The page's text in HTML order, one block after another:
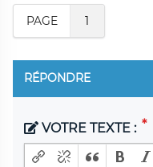
PAGE 1
RÉPONDRE
VOTRE TEXTE :